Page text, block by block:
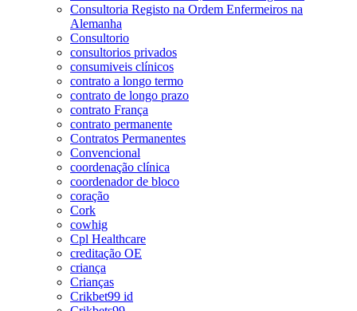
Consultoria Registo na Ordem Enfermeiros na
Alemanha
Consultorio
consultorios privados
consumiveis clínicos
contrato a longo termo
contrato de longo prazo
contrato França
contrato permanente
Contratos Permanentes
Convencional
coordenação clínica
coordenador de bloco
coração
Cork
cowhig
Cpl Healthcare
creditação OE
criança
Crianças
Crikbet99 id